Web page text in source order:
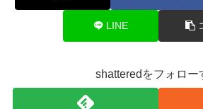
LINE
shatteredをフォロー